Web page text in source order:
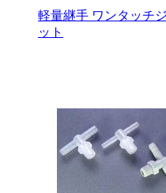
軽量継手 ワンタッチ
ット